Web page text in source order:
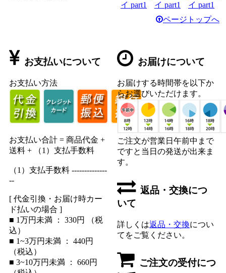
ページトップへ
お支払いについて
お支払い方法
お支払い合計 = 商品代金 +
送料 + （1）支払手数料
（1）支払手数料 --------------
--
[ 代金引換・お届け時カー
ド払いの場合 ]
■ 1万円未満 ： 330円 （税
込）
■ 1~3万円未満 ： 440円
（税込）
■ 3~10万円未満 ： 660円
お届けについて
お届けする時間帯を以下か
らお選びいただけます。
ご注文が営業日午前中まで
ですと当日の発送が出来ま
す。
返品・交換につ
いて
詳しくは返品・交換につい
てをご覧ください。
ご注文の受付につ